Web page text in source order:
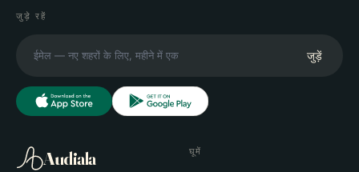
जुड़े रहें
जुड़ें
Audiala घूमें